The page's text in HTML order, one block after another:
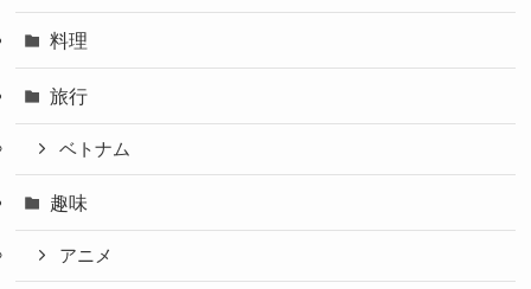
料理
旅行
ベトナム
趣味
アニメ